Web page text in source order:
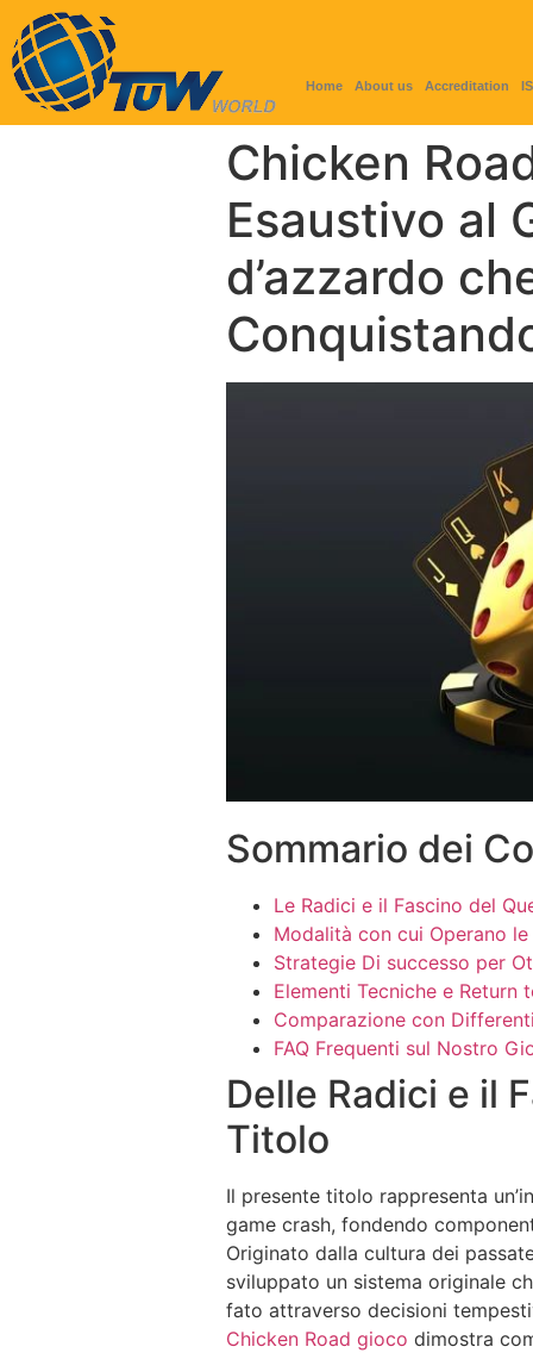
Home About us Accreditation
Chicken
Esaustivo al
d’azzardo
Sommario dei
Le Radici e il Fascino del
Modalità con cui Operano
Strategie Di successo per
Elementi Tecniche e Return
Comparazione con
FAQ Frequenti sul Nostro
Delle Radici e il
Titolo
Il presente titolo rappresenta
game crash, fondendo
Originato dalla cultura dei
sviluppato un sistema originale
fato attraverso decisioni
Chicken Road gioco dimostra